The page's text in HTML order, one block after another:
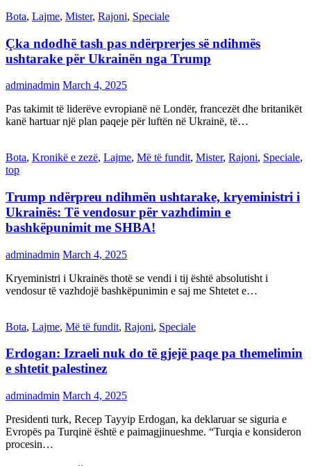
Bota, Lajme, Mister, Rajoni, Speciale
Çka ndodhë tash pas ndërprerjes së ndihmës
ushtarake për Ukrainën nga Trump
adminadmin March 4, 2025
Pas takimit të liderëve evropianë në Londër, francezët dhe britanikët
kanë hartuar një plan paqeje për luftën në Ukrainë, të…
Bota, Kronikë e zezë, Lajme, Më të fundit, Mister, Rajoni, Speciale,
top
Trump ndërpreu ndihmën ushtarake, kryeministri i
Ukrainës: Të vendosur për vazhdimin e
bashkëpunimit me SHBA!
adminadmin March 4, 2025
Kryeministri i Ukrainës thotë se vendi i tij është absolutisht i
vendosur të vazhdojë bashkëpunimin e saj me Shtetet e…
Bota, Lajme, Më të fundit, Rajoni, Speciale
Erdogan: Izraeli nuk do të gjejë paqe pa themelimin
e shtetit palestinez
adminadmin March 4, 2025
Presidenti turk, Recep Tayyip Erdogan, ka deklaruar se siguria e
Evropës pa Turqinë është e paimagjinueshme. “Turqia e konsideron
procesin…